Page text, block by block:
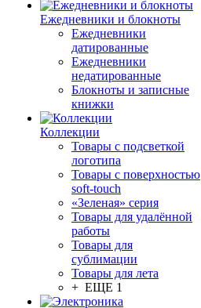
Ежедневники и блокноты
Ежедневники
датированные
Ежедневники
недатированные
Блокноты и записные
книжки
Коллекции
Товары с подсветкой
логотипа
Товары с поверхностью
soft-touch
«Зеленая» серия
Товары для удалённой
работы
Товары для
сублимации
Товары для лета
+ ЕЩЕ 1